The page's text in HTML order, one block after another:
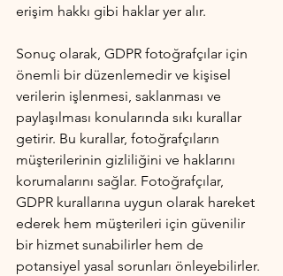
erişim hakkı gibi haklar yer alır.
Sonuç olarak, GDPR fotoğrafçılar için
önemli bir düzenlemedir ve kişisel
verilerin işlenmesi, saklanması ve
paylaşılması konularında sıkı kurallar
getirir. Bu kurallar, fotoğrafçıların
müşterilerinin gizliliğini ve haklarını
korumalarını sağlar. Fotoğrafçılar,
GDPR kurallarına uygun olarak hareket
ederek hem müşterileri için güvenilir
bir hizmet sunabilirler hem de
potansiyel yasal sorunları önleyebilirler.